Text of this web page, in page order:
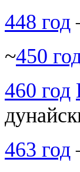
448 год
~450
460 год
463 год